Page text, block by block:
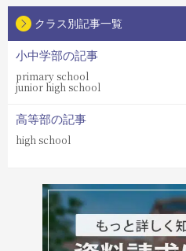
クラス別記事一覧
小中学部の記事
primary school
junior high school
高等部の記事
high school